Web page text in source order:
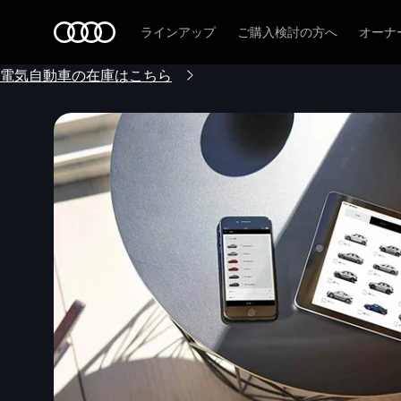
ラインアップ ご購入検討の方へ オーナ
電気自動車の在庫はこちら